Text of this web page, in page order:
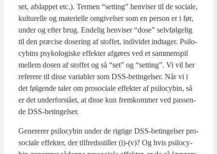
set, afslap­pet etc.). Ter­men “set­ting” hen­vi­ser til de soci­a­le,
kul­tu­rel­le og mate­ri­el­le omgi­vel­ser som en per­son er i før,
under og efter brug. Ende­lig hen­vi­ser “dose” selv­føl­ge­lig
til den præ­ci­se dose­ring af stof­fet, indi­vi­det ind­ta­ger. Psi­lo­
cy­bins psy­ko­lo­gi­ske effek­ter afgø­res ved et sam­men­spil
mel­lem dosen af stof­fet og så “set” og “set­ting”. Vi vil her
refe­re­re til dis­se vari­ab­ler som DSS-betin­gel­ser. Når vi i
det føl­gen­de taler om pro­so­ci­a­le effek­ter af psi­lo­cy­bin, så
er det under­for­stå­et, at dis­se kun frem­kom­mer ved pas­sen­
de DSS-betin­gel­ser.
Gene­re­rer psi­lo­cy­bin under de rig­ti­ge DSS-betin­gel­ser pro­
so­ci­a­le effek­ter, der til­freds­stil­ler (i)-(v)? Og hvis psi­lo­cy­